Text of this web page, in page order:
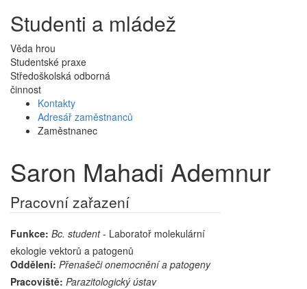
Studenti a mládež
Věda hrou
Studentské praxe
Středoškolská odborná
činnost
Kontakty
Adresář zaměstnanců
Zaměstnanec
Saron Mahadi Ademnur
Pracovní zařazení
Funkce: Bc. student- Laboratoř molekulární
ekologie vektorů a patogenů
Oddělení: Přenašeči onemocnění a patogeny
Pracoviště: Parazitologický ústav